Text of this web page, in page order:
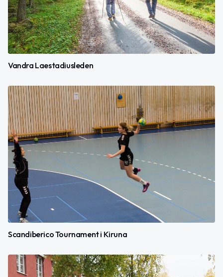
Vandra Laestadiusleden
Scandiberico Tournament i Kiruna